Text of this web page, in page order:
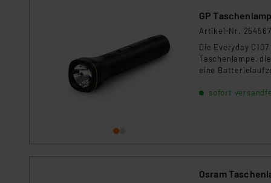
GP
Artikel-Nr. 254567
Die Everyday
Taschenlampe,
eine
sofort
Osram